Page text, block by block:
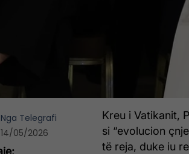
Kreu i Vatikanit,
si “evolucion
të reja, duke iu
Nga Telegrafi
14/05/2026